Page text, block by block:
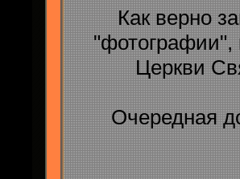
Как верно
"фотографии",
Церкви
Очередная